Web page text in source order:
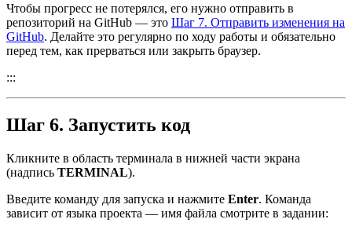
Чтобы прогресс не потерялся, его нужно отправить в
репозиторий на GitHub — это Шаг 7. Отправить изменения на
GitHub. Делайте это регулярно по ходу работы и обязательно
перед тем, как прерваться или закрыть браузер.
:::
Шаг 6. Запустить код
Кликните в область терминала в нижней части экрана
(надпись TERMINAL).
Введите команду для запуска и нажмите Enter. Команда
зависит от языка проекта — имя файла смотрите в задании: